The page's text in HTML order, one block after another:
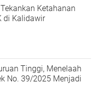
Ketahanan
di Kalidawir
Tinggi, Menelaah
No. 39/2025 Menjadi